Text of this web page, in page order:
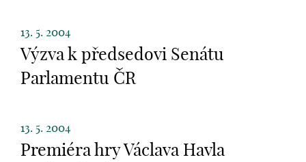
13. 5. 2004
Výzva k předsedovi Senátu
Parlamentu ČR
13. 5. 2004
Premiéra hry Václava Havla